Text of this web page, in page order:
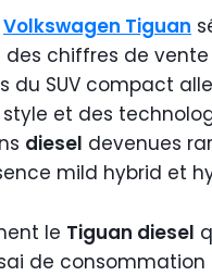
Volkswagen Tiguan
chiffres de
du SUV compact
et des
diesel devenues
mild hybrid et
le Tiguan diesel
de consommation